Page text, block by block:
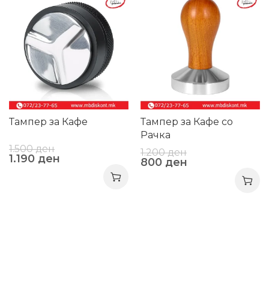
Тампер за Кафе
1.500ден
1.190 ден
Тампер за Кафе со
Рачка
1.200ден
800 ден